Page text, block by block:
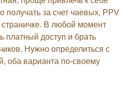
за счет чаевых, PPV
В любой момент
платный доступ и брать
Нужно определиться с
оба варианта по-своему